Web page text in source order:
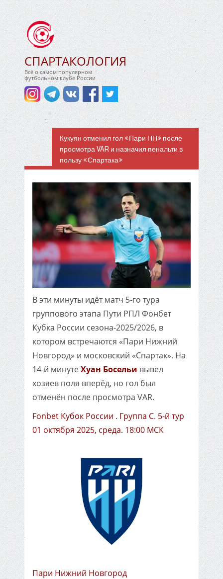
СПАРТАКОЛОГИЯ
Всё о самом популярном
футбольном клубе России
Кукуян отменил гол «Пари НН» после
просмотра VAR и назначил пенальти в
пользу «Спартака»
В эти минуты идёт матч 5-го тура
группового этапа Пути РПЛ Фонбет
Кубка России сезона-2025/2026, в
котором встречаются «Пари Нижний
Новгород» и московский «Спартак». На
14-й минутеХуан Босельи вывел
хозяев поля вперёд, но гол был
отменён после просмотра VAR.
Fonbet Кубок России . Группа C. 5-й тур
01 октября 2025, среда. 18:00 МСК
Пари Нижний Новгород